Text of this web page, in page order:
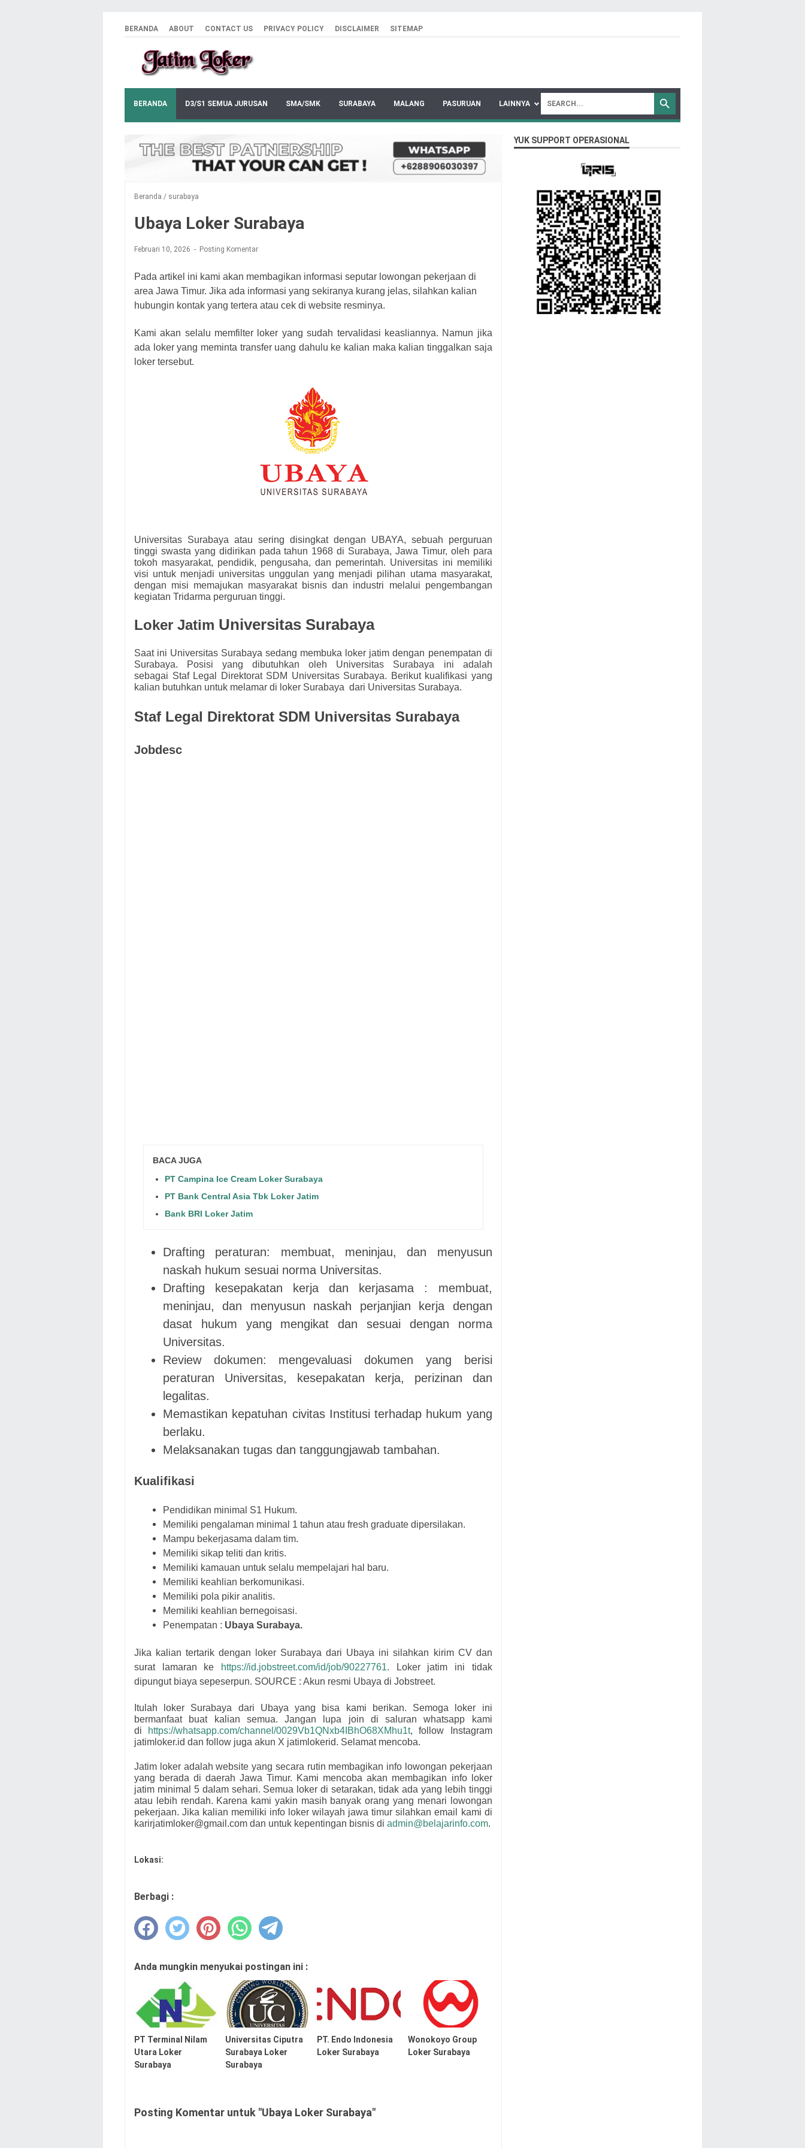
BERANDA ABOUT CONTACT US PRIVACY POLICY DISCLAIMER SITEMAP
BERANDA D3/S1 SEMUA JURUSAN SMA/SMK SURABAYA MALANG PASURUAN LAINNYA
Beranda / surabaya
Ubaya Loker Surabaya
Februari 10, 2026 Posting Komentar
Pada artikel ini kami akan membagikan informasi seputar lowongan pekerjaan di
area Jawa Timur. Jika ada informasi yang sekiranya kurang jelas, silahkan kalian
hubungin kontak yang tertera atau cek di website resminya.
Kami akan selalu memfilter loker yang sudah tervalidasi keasliannya. Namun jika
ada loker yang meminta transfer uang dahulu ke kalian maka kalian tinggalkan saja
loker tersebut.
Universitas Surabaya atau sering disingkat dengan UBAYA, sebuah perguruan
tinggi swasta yang didirikan pada tahun 1968 di Surabaya, Jawa Timur, oleh para
tokoh masyarakat, pendidik, pengusaha, dan pemerintah. Universitas ini memiliki
visi untuk menjadi universitas unggulan yang menjadi pilihan utama masyarakat,
dengan misi memajukan masyarakat bisnis dan industri melalui pengembangan
kegiatan Tridarma perguruan tinggi.
Loker Jatim Universitas Surabaya
Saat ini Universitas Surabayasedang membuka loker jatim dengan penempatan di
Surabaya. Posisi yang dibutuhkan oleh Universitas Surabaya ini adalah
sebagai Staf Legal Direktorat SDM Universitas Surabaya. Berikut kualifikasi yang
kalian butuhkan untuk melamar di loker Surabaya dari Universitas Surabaya.
Staf Legal Direktorat SDM Universitas Surabaya
Jobdesc
BACA JUGA
PT Campina Ice Cream Loker Surabaya
PT Bank Central Asia Tbk Loker Jatim
Bank BRI Loker Jatim
Drafting peraturan: membuat, meninjau, dan menyusun
naskah hukum sesuai norma Universitas.
Drafting kesepakatan kerja dan kerjasama : membuat,
meninjau, dan menyusun naskah perjanjian kerja dengan
dasat hukum yang mengikat dan sesuai dengan norma
Universitas.
Review dokumen: mengevaluasi dokumen yang berisi
peraturan Universitas, kesepakatan kerja, perizinan dan
legalitas.
Memastikan kepatuhan civitas Institusi terhadap hukum yang
berlaku.
Melaksanakan tugas dan tanggungjawab tambahan.
Kualifikasi
Pendidikan minimal S1 Hukum.
Memiliki pengalaman minimal 1 tahun atau fresh graduate dipersilakan.
Mampu bekerjasama dalam tim.
Memiliki sikap teliti dan kritis.
Memiliki kamauan untuk selalu mempelajari hal baru.
Memiliki keahlian berkomunikasi.
Memiliki pola pikir analitis.
Memiliki keahlian bernegoisasi.
Penempatan : Ubaya Surabaya.
Jika kalian tertarik dengan loker Surabaya dari Ubaya ini silahkan kirim CV dan
surat lamaran ke
https://id.jobstreet.com/id/job/90227761. Loker jatim ini tidak
dipungut biaya sepeserpun. SOURCE : Akun resmi Ubaya di Jobstreet.
Itulah loker Surabaya dari Ubayayang bisa kami berikan. Semoga loker ini
bermanfaat buat kalian semua.Jangan lupa join di saluran whatsapp kami
di
https://whatsapp.com/channel/0029Vb1QNxb4IBhO68XMhu1t, follow Instagram
jatimloker.id dan follow juga akun X jatimlokerid. Selamat mencoba.
Jatim loker adalah website yang secara rutin membagikan info lowongan pekerjaan
yang berada di daerah Jawa Timur. Kami mencoba akan membagikan info loker
jatim minimal 5 dalam sehari. Semua loker di setarakan, tidak ada yang lebih tinggi
atau lebih rendah. Karena kami yakin masih banyak orang yang menari lowongan
pekerjaan. Jika kalian memiliki info loker wilayah jawa timur silahkan email kami di
karirjatimloker@gmail.com dan untuk kepentingan bisnis di admin@belajarinfo.com.
Lokasi:
Berbagi :
Anda mungkin menyukai postingan ini :
PT Terminal Nilam
Utara Loker
Surabaya
Universitas Ciputra
Surabaya Loker
Surabaya
PT. Endo Indonesia
Loker Surabaya
Wonokoyo Group
Loker Surabaya
Posting Komentar untuk "Ubaya Loker Surabaya"
YUK SUPPORT OPERASIONAL